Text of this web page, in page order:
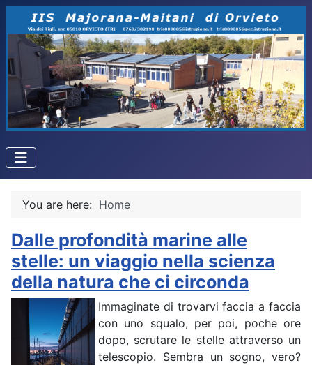
You are here: Home
Dalle profondità marine alle
stelle: un viaggio nella scienza
della natura che ci circonda
Immaginate di trovarvi faccia a faccia
con uno squalo, per poi, poche ore
dopo, scrutare le stelle attraverso un
telescopio. Sembra un sogno, vero?